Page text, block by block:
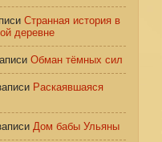
Странная история в
деревне
Обман тёмных сил
Раскаявшаяся
Дом бабы Ульяны